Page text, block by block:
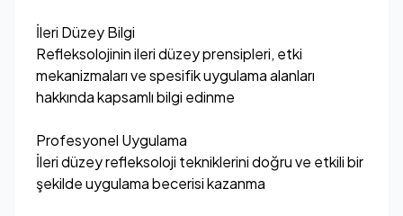
İleri Düzey Bilgi
Refleksolojinin ileri düzey prensipleri, etki
mekanizmaları ve spesifik uygulama alanları
hakkında kapsamlı bilgi edinme
Profesyonel Uygulama
İleri düzey refleksoloji tekniklerini doğru ve etkili bir
şekilde uygulama becerisi kazanma